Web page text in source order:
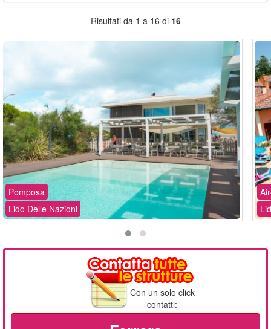
Risultati da 1 a 16 di 16
Pomposa
Lido Delle Nazioni
Con un solo click
contatti: